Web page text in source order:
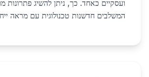
ועסקיים כאחד. כך, ניתן להשיג פתרונות
המשלבים חדשנות טכנולוגית עם מראה